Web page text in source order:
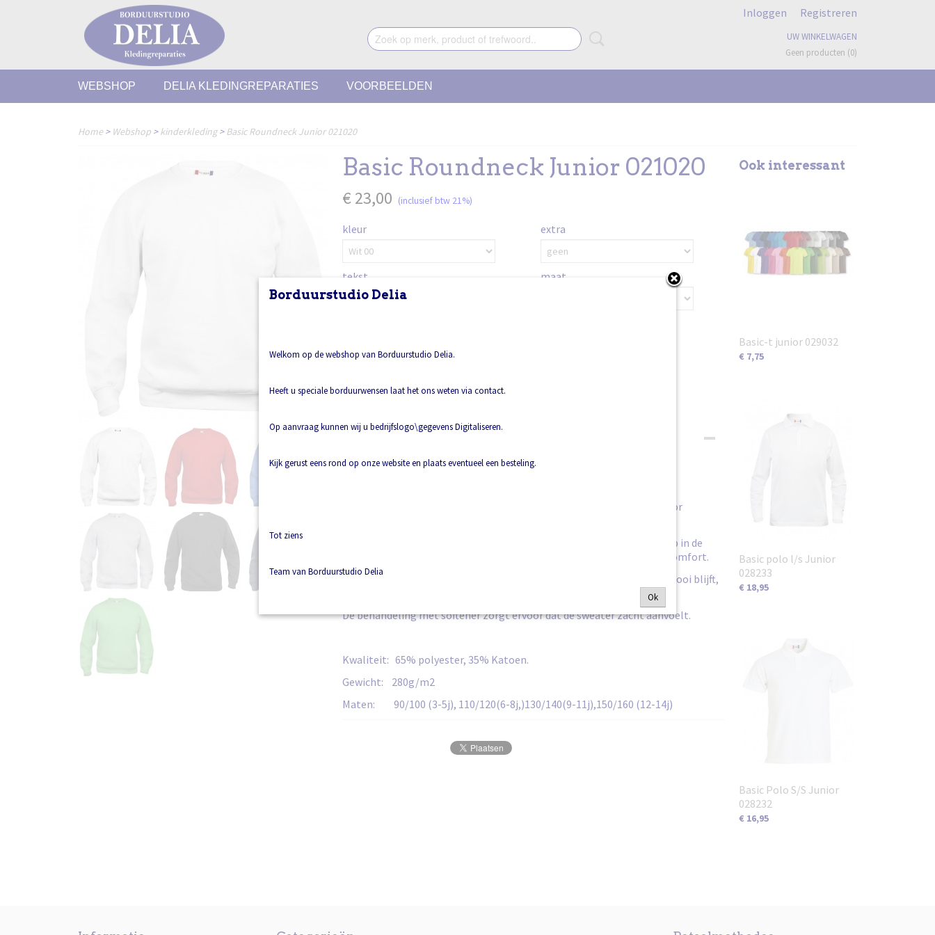
Inloggen Registreren
UW WINKELWAGEN
Geen producten (0)
WEBSHOP DELIA KLEDINGREPARATIES VOORBEELDEN
Home > Webshop >kinderkleding>Basic Roundneck Junior 021020
Basic Roundneck Junior 021020
€ 23,00 (inclusief btw 21%)
kleur extra
tekst maat
IN WINKELWAGEN
Omschrijving
Basic Roundneck Junior 021020
Aantrekkelijke ronde hals sweater met een comfortabele pasvorm voor
De sweater is professioneel afgewerkt met necktape en 1x1 stretch rib in de
boord, bij de kraag en onderaan de mouwen voor een optimaal draagcomfort.
De stof is van hoogwaardige, zachte en gestabiliseerde kwaliteit die mooi blijft,
De behandeling met softener zorgt ervoor dat de sweater zacht aanvoelt.
Kwaliteit: 65% polyester, 35% Katoen.
Gewicht: 280g/m2
Maten: 90/100 (3-5j), 110/120(6-8j,)130/140(9-11j),150/160 (12-14j)
Ook interessant
Basic-t junior 029032
€ 7,75
Basic polo l/s Junior
028233
€ 18,95
Basic Polo S/S Junior
028232
€ 16,95
Borduurstudio Delia
Welkom op de webshop van Borduurstudio Delia.
Heeft u speciale borduurwensen laat het ons weten via contact.
Op aanvraag kunnen wij u bedrijfslogo\gegevens Digitaliseren.
Kijk gerust eens rond op onze website en plaats eventueel een besteling.
Tot ziens
Team van Borduurstudio Delia
Ok